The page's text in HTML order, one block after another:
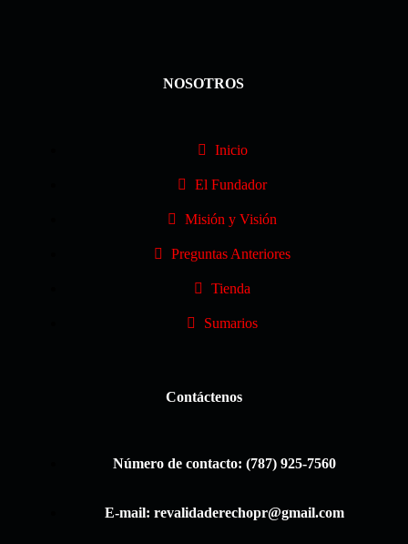
NOSOTROS
Inicio
El Fundador
Misión y Visión
Preguntas Anteriores
Tienda
Sumarios
Contáctenos
Número de contacto: (787) 925-7560
E-mail: revalidaderechopr@gmail.com